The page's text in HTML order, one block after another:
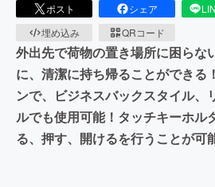
ポスト シェア
埋め込み
QRコード
外出先で荷物の置き場所に困らな
に、清潔に持ち帰ることができる
ンで、ビジネスバックスタイル、
ルでも使用可能！タッチキーホル
る、押す、開けるを行うことが可